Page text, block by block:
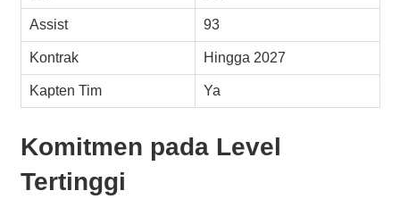
Assist 93
Kontrak Hingga 2027
Kapten Tim Ya
Komitmen pada Level
Tertinggi